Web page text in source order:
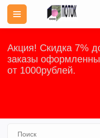
Акция! Скидка 7%
заказы
от 1000рублей.